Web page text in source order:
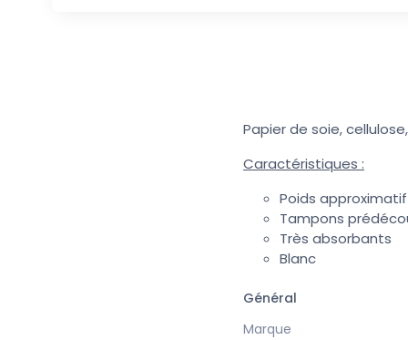
Papier de soie, cellulose,
Caractéristiques :
Poids approximatif
Tampons
Très absorbants
Blanc
Général
Marque